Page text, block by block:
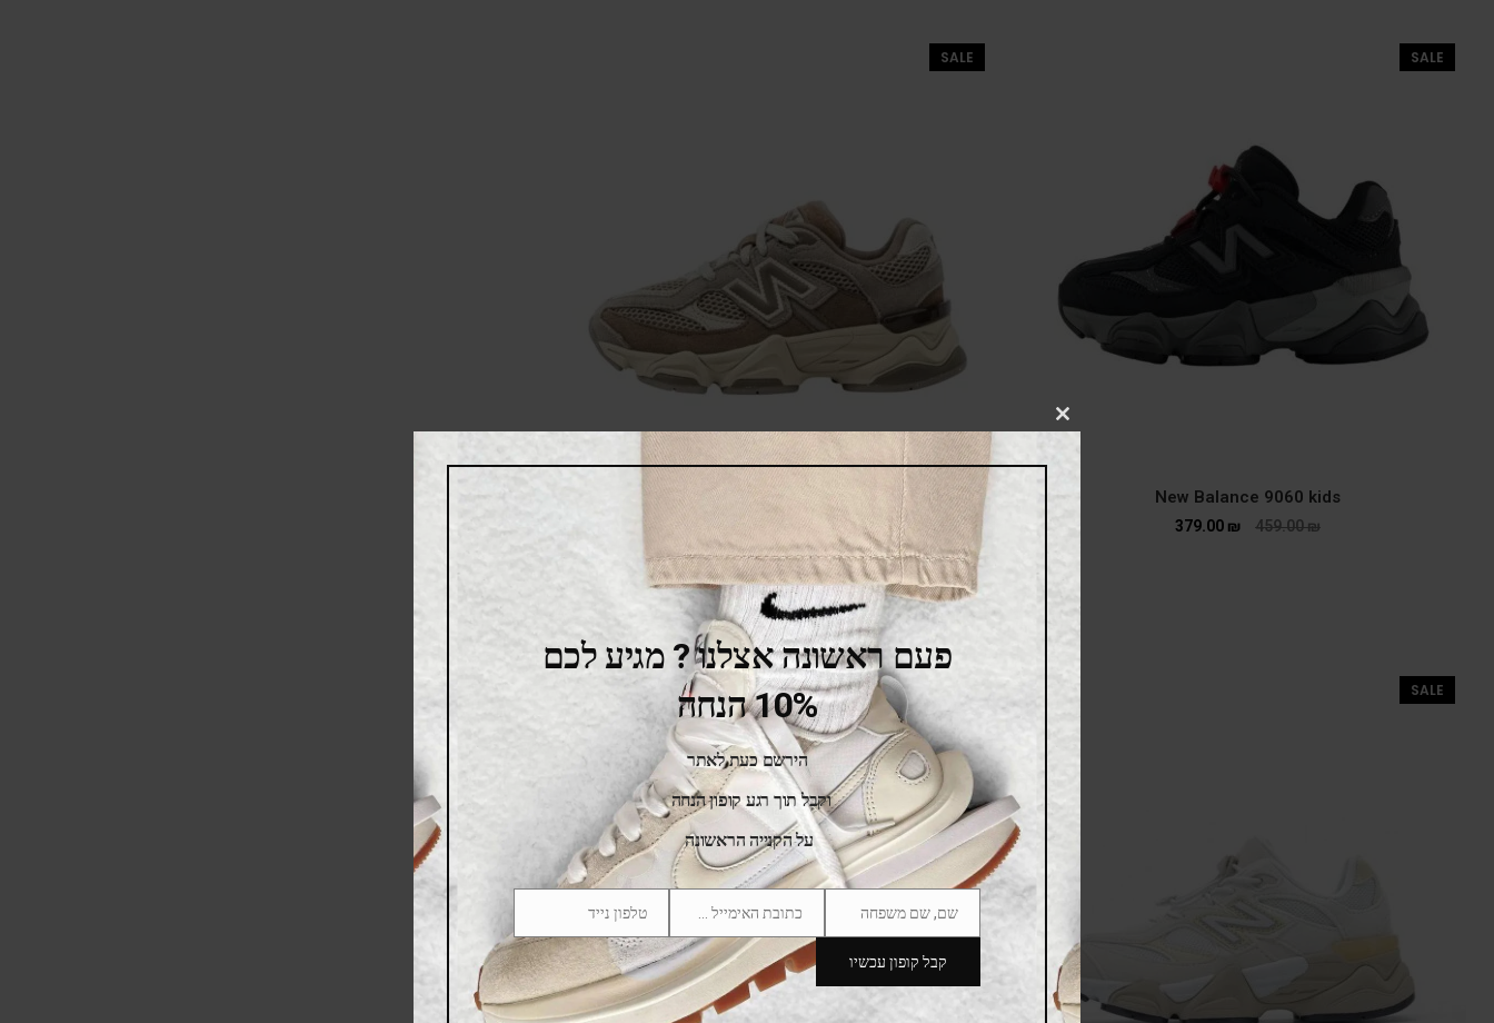
SALE
New Balance 9060 kids
459.00₪
379.00 ₪
SALE
New Balance 9060 kids
459.00₪
379.00₪
SALE
CLOSE
MODULE
פעם ראשונה אצלנו ? מגיע לכם
10% הנחה
הירשם כעת לאתר
וקבל תוך רגע קופון הנחה
על הקנייה הראשונה
Name
שם, שם משפחה Email
Phone
Number
טלפון נייד
קבל קופון עכשיו